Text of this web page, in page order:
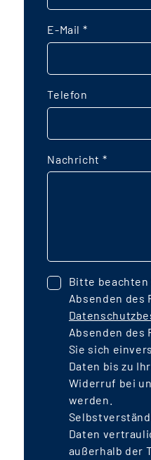
E-Mail *
Telefon
Nachricht *
Bitte beachten
Absenden des
Absenden des
Sie sich
Daten bis zu
Widerruf bei
werden.
Daten
außerhalb der